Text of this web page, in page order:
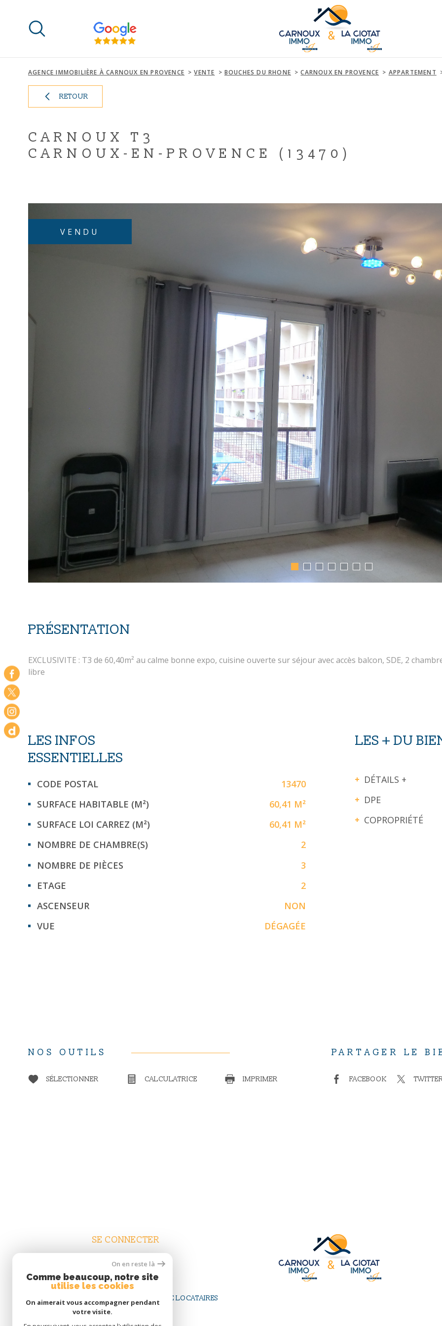
contenu
AGENCE IMMOBILIÈRE À CARNOUX EN PROVENCE VENTE BOUCHES DU RHONE CARNOUX EN PROVENCE APPARTEMENT
RETOUR
CARNOUX T3
CARNOUX-EN-PROVENCE (13470)
VENDU
PRÉSENTATION
EXCLUSIVITE : T3 de 60,40m² au calme bonne expo, cuisine ouverte sur séjour avec accès balcon, SDE, 2
libre
LES INFOS
ESSENTIELLES
Caractérisque Valeurs
CODE POSTAL
13470
SURFACE HABITABLE (M²)
60,41 M²
SURFACE LOI CARREZ (M²)
60,41 M²
NOMBRE DE CHAMBRE(S)
2
NOMBRE DE PIÈCES
3
ETAGE
2
ASCENSEUR
NON
VUE
DÉGAGÉE
LES + DU
DÉTAILS +
DPE
COPROPRIÉTÉ
NOS OUTILS
SÉLECTIONNER CALCULATRICE IMPRIMER
PARTAGER LE
FACEBOOK
SE CONNECTER
ESPACE TRANSACTIONS
ESPACE COPROPRIÉTAIRES
ESPACE CLIENTS GÉRÉS
ESPACE LOCATAIRES
On en reste là
Comme beaucoup, notre site
utilise les cookies
On aimerait vous accompagner pendant
votre visite.